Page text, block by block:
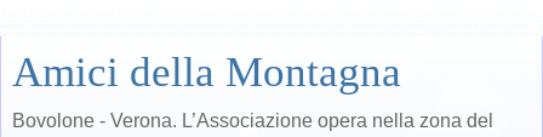
Amici della Montagna
Bovolone - Verona. L’Associazione opera nella zona del